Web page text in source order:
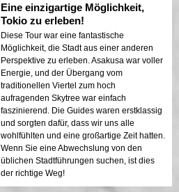
Eine einzigartige Möglichkeit,
Tokio zu erleben!
Diese Tour war eine fantastische
Möglichkeit, die Stadt aus einer anderen
Perspektive zu erleben. Asakusa war voller
Energie, und der Übergang vom
traditionellen Viertel zum hoch
aufragenden Skytree war einfach
faszinierend. Die Guides waren erstklassig
und sorgten dafür, dass wir uns alle
wohlfühlten und eine großartige Zeit hatten.
Wenn Sie eine Abwechslung von den
üblichen Stadtführungen suchen, ist dies
der richtige Weg!